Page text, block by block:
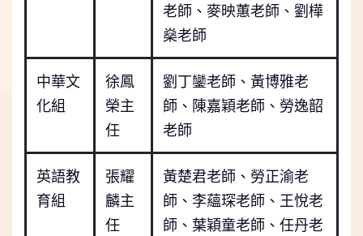
老師、麥映蕙老師、劉樺
燊老師
中華文
化組
徐鳳
榮主
任
劉丁鑾老師、黃博雅老
師、陳嘉穎老師、勞逸韶
老師
英語教
育組
張耀
麟主
任
黃楚君老師、勞正渝老
師、李蘊琛老師、王悅老
師、葉穎童老師、任丹老